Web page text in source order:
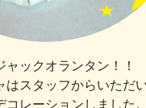
ャックオランタン！！
はスタッフからいただ
レーションしました。